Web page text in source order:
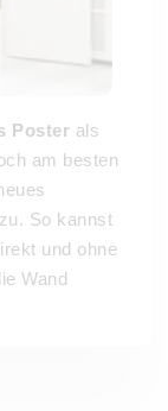
Poster als
am besten
So kannst
und ohne
Wand